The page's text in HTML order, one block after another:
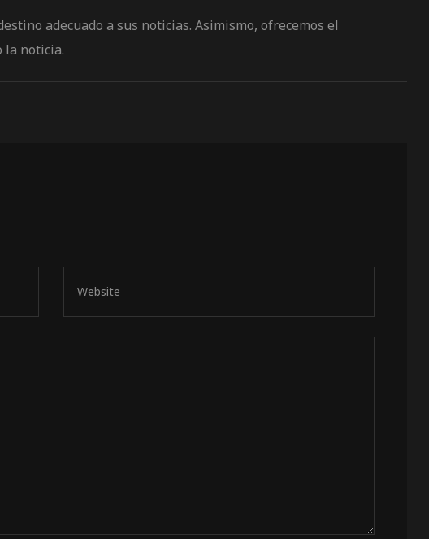
adecuado a sus noticias. Asimismo, ofrecemos el
la noticia.